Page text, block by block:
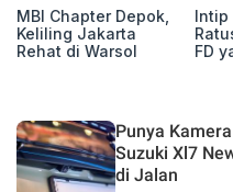
MBI Chapter Depok,
Keliling Jakarta
Rehat di Warsol
Intip
FD
Punya
Suzuki Xl7
di Jalan